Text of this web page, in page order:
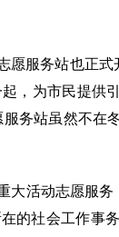
服务站也正式
，为市民提供
务站虽然不在
活动志愿服务
的社会工作事